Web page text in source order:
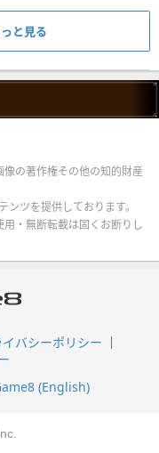
と見る
の著作権その他の知的財産
ツを提供しております。
・無断転載は固くお断りし
イバシーポリシー
(English)